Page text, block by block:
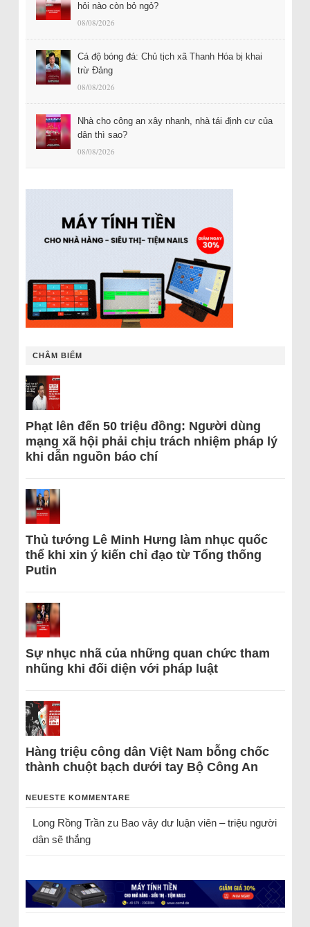
hỏi nào còn bỏ ngỏ?
08/08/2026
Cá độ bóng đá: Chủ tịch xã Thanh Hóa bị khai
trừ Đảng
08/08/2026
Nhà cho công an xây nhanh, nhà tái định cư của
dân thì sao?
08/08/2026
CHÂM BIẾM
Phạt lên đến 50 triệu đồng: Người dùng
mạng xã hội phải chịu trách nhiệm pháp lý
khi dẫn nguồn báo chí
Thủ tướng Lê Minh Hưng làm nhục quốc
thể khi xin ý kiến chỉ đạo từ Tổng thống
Putin
Sự nhục nhã của những quan chức tham
nhũng khi đối diện với pháp luật
Hàng triệu công dân Việt Nam bỗng chốc
thành chuột bạch dưới tay Bộ Công An
NEUESTE KOMMENTARE
Long Rồng Trầnzu Bao vây dư luận viên – triệu người
dân sẽ thắng